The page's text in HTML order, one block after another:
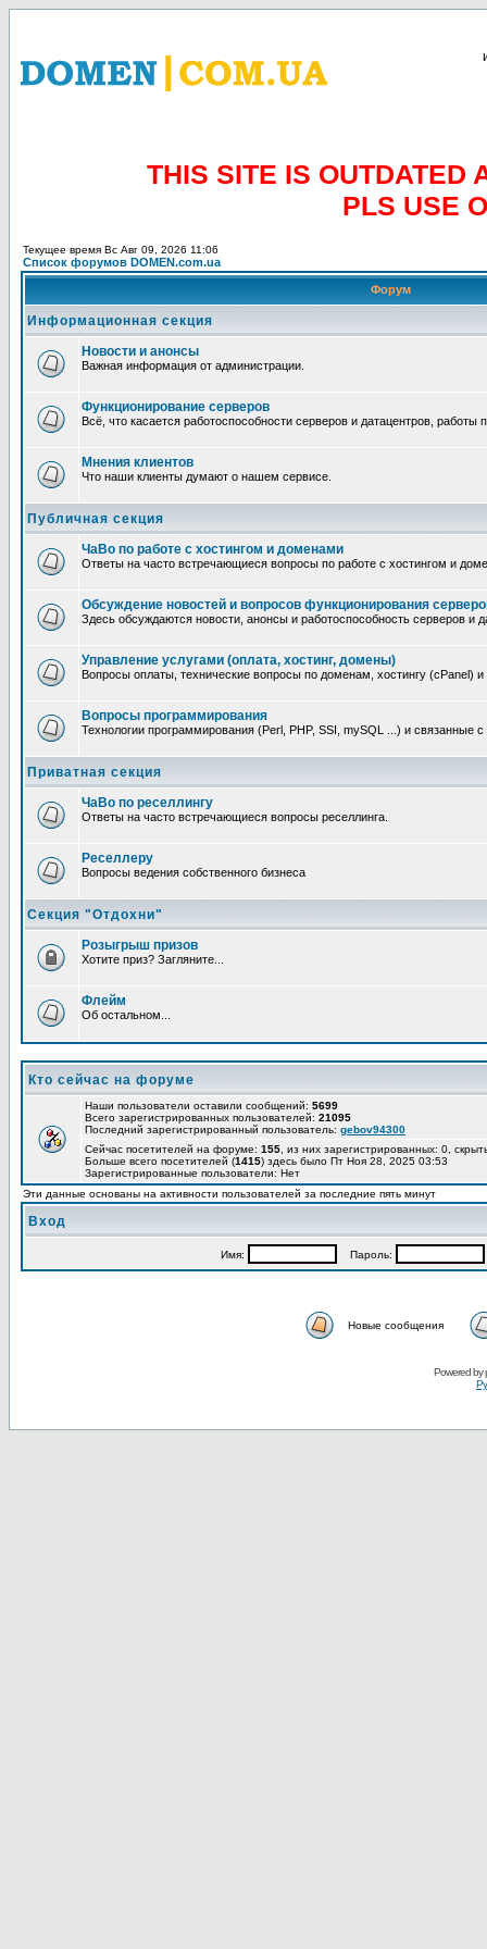
THIS SITE IS OUTDATED
PLS USE
Текущее время Вс Авг 09, 2026 11:06
Список форумов DOMEN.com.ua
Форум
Информационная секция
Новости и анонсы
Важная информация от администрации.
Функционирование серверов
Всё, что касается работоспособности серверов и датацентров, работы
Мнения клиентов
Что наши клиенты думают о нашем сервисе.
Публичная секция
ЧаВо по работе с хостингом и доменами
Ответы на часто встречающиеся вопросы по работе с хостингом и
Обсуждение новостей и вопросов функционирования
Здесь обсуждаются новости, анонсы и работоспособность серверов и
Управление услугами (оплата, хостинг, домены)
Вопросы оплаты, технические вопросы по доменам, хостингу (cPanel)
Вопросы программирования
Технологии программирования (Perl, PHP, SSI, mySQL ...) и связанные
Приватная секция
ЧаВо по реселлингу
Ответы на часто встречающиеся вопросы реселлинга.
Реселлеру
Вопросы ведения собственного бизнеса
Секция "Отдохни"
Розыгрыш призов
Хотите приз? Загляните...
Флейм
Об остальном...
Кто сейчас на форуме
Наши пользователи оставили сообщений: 5699
Всего зарегистрированных пользователей: 21095
Последний зарегистрированный пользователь: gebov94300
Сейчас посетителей на форуме: 155 , из них зарегистрированных: 0,
Больше всего посетителей (1415) здесь было Пт Ноя 28, 2025 03:53
Зарегистрированные пользователи: Нет
Эти данные основаны на активности пользователей за последние пять минут
Вход
Имя: Пароль:
Новые сообщения
Powered by